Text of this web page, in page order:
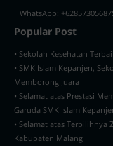
WhatsApp:
Popular Post
• Sekolah Kesehatan
• SMK Islam Kepanjen,
Memborong Juara
• Selamat atas Prestasi
Garuda SMK Islam
• Selamat atas Terpilihnya
Kabupaten Malang